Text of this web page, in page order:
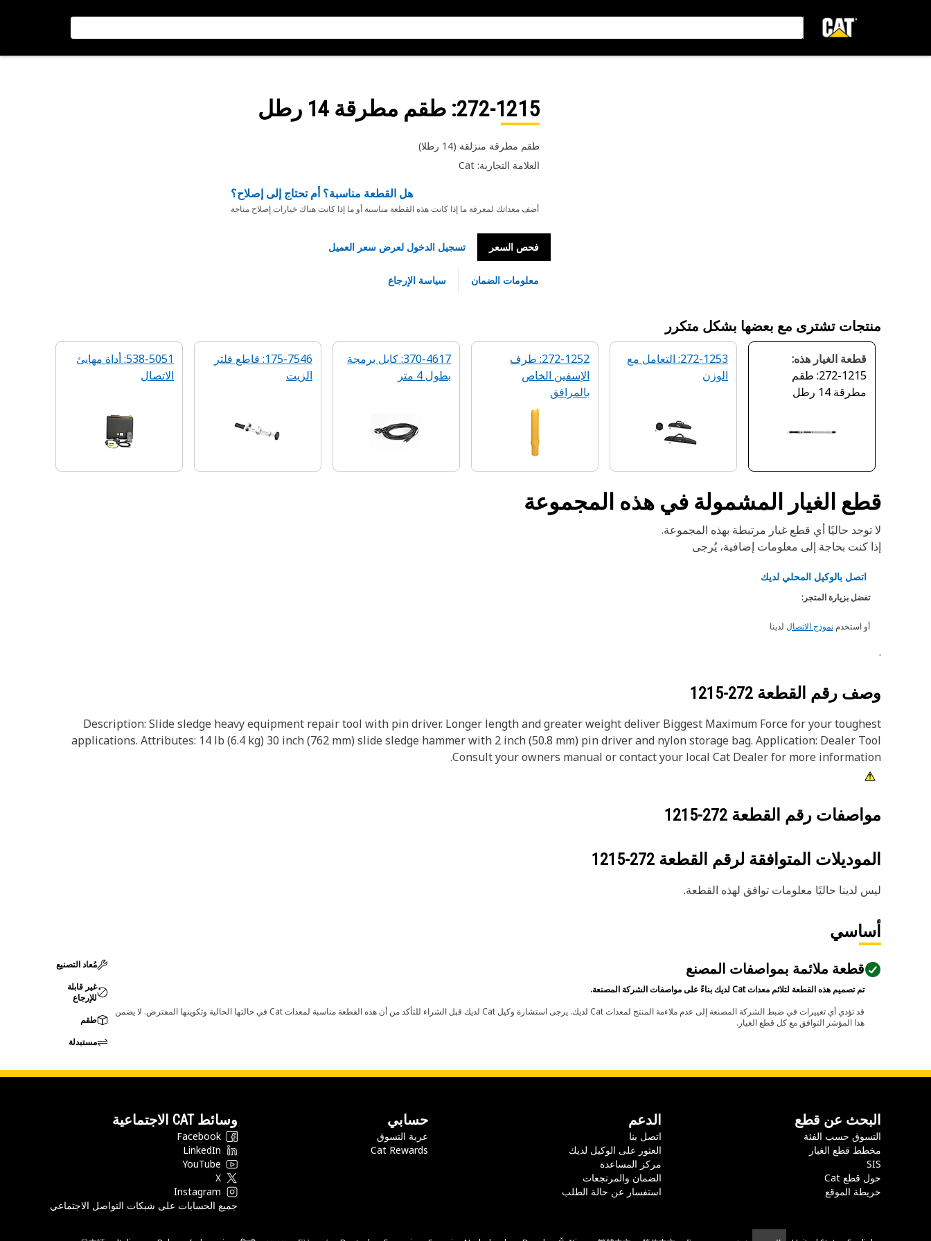
272-1215: طقم مطرقة 14 رطل
طقم مطرقة منزلقة (14 رطلا)
العلامة التجارية: Cat
هل القطعة مناسبة؟ أم تحتاج إلى إصلاح؟
أضف معداتك لمعرفة ما إذا كانت هذه القطعة مناسبة أو ما إذا كانت هناك خيارات إصلاح متاحة
فحص السعر تسجيل الدخول لعرض سعر العميل
معلومات الضمان سياسة الإرجاع
منتجات تشترى مع بعضها بشكل متكرر
قطعة الغيار هذه:
272-1215: طقم
مطرقة 14 رطل
272-1253: التعامل مع
الوزن
272-1252: طرف
الإسفين الخاص
بالمرافق
370-4617: كابل برمجة
بطول 4 متر
175-7546: قاطع فلتر
الزيت
538-5051: أداة مهايئ
الاتصال
قطع الغيار المشمولة في هذه المجموعة
لا توجد حاليًا أي قطع غيار مرتبطة بهذه المجموعة.
إذا كنت بحاجة إلى معلومات إضافية، يُرجى
اتصل بالوكيل المحلي لديك
تفضل بزيارة المتجر:
أو استخدم نموذج الاتصال لدينا
.
وصف رقم القطعة 272-1215
Description: Slide sledge heavy equipment repair tool with pin driver. Longer length and greater weight deliver Biggest Maximum Force for your toughest
applications. Attributes: 14 lb (6.4 kg) 30 inch (762 mm) slide sledge hammer with 2 inch (50.8 mm) pin driver and nylon storage bag. Application: Dealer Tool
Consult your owners manual or contact your local Cat Dealer for more information.
مواصفات رقم القطعة 272-1215
الموديلات المتوافقة لرقم القطعة 272-1215
ليس لدينا حاليًا معلومات توافق لهذه القطعة.
أساسي
قطعة ملائمة بمواصفات المصنع
تم تصميم هذه القطعة لتلائم معدات Cat لديك بناءً على مواصفات الشركة المصنعة.
قد تؤدي أي تغييرات في ضبط الشركة المصنعة إلى عدم ملاءمة المنتج لمعدات Cat لديك. يرجى استشارة وكيل Cat لديك قبل الشراء للتأكد من أن هذه القطعة مناسبة لمعدات Cat في حالتها الحالية وتكوينها المفترض. لا يضمن
هذا المؤشر التوافق مع كل قطع الغيار.
مُعاد التصنيع
غير قابلة
للإرجاع
طقم
مستبدلة
البحث عن قطع
التسوق حسب الفئة
مخطط قطع الغيار
SIS
حول قطع Cat
خريطة الموقع
الدعم
اتصل بنا
العثور على الوكيل لديك
مركز المساعدة
الضمان والمرتجعات
استفسار عن حالة الطلب
حسابي
عربة التسوق
Cat Rewards
وسائط CAT الاجتماعية
Facebook
LinkedIn
YouTube
X
Instagram
جميع الحسابات على شبكات التواصل الاجتماعي